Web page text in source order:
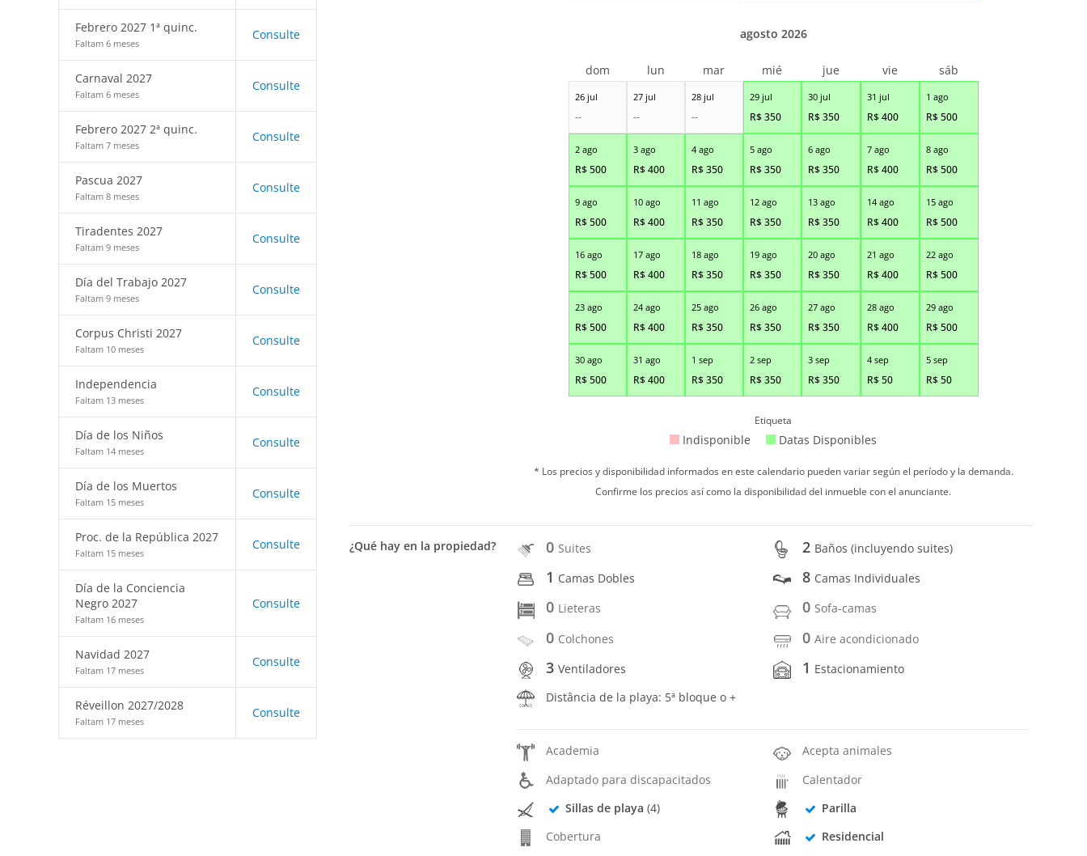
Febrero 2027 1ª quinc.
Faltam 6 meses
Consulte
Carnaval 2027
Faltam 6 meses
Consulte
Febrero 2027 2ª quinc.
Faltam 7 meses
Consulte
Pascua 2027
Faltam 8 meses
Consulte
Tiradentes 2027
Faltam 9 meses
Consulte
Día del Trabajo 2027
Faltam 9 meses
Consulte
Corpus Christi 2027
Faltam 10 meses
Consulte
Independencia
Faltam 13 meses
Consulte
Día de los Niños
Faltam 14 meses
Consulte
Día de los Muertos
Faltam 15 meses
Consulte
Proc. de la República 2027
Faltam 15 meses
Consulte
Día de la Conciencia
Negro 2027
Faltam 16 meses
Consulte
Navidad 2027
Faltam 17 meses
Consulte
Réveillon 2027/2028
Faltam 17 meses
Consulte
26 jul
--
27 jul
--
28 jul
--
29 jul
R$350
30 jul
R$350
31 jul
R$400
1 ago
R$500
2 ago
R$500
3 ago
R$400
4 ago
R$350
5 ago
R$350
6 ago
R$350
7 ago
R$400
8 ago
R$500
9 ago
R$500
10 ago
R$400
11 ago
R$350
12 ago
R$350
13 ago
R$350
14 ago
R$400
15 ago
R$500
16 ago
R$500
17 ago
R$400
18 ago
R$350
19 ago
R$350
20 ago
R$350
21 ago
R$400
22 ago
R$500
23 ago
R$500
24 ago
R$400
25 ago
R$350
26 ago
R$350
27 ago
R$350
28 ago
R$400
29 ago
R$500
30 ago
R$500
31 ago
R$400
1 sep
R$350
2 sep
R$350
3 sep
R$350
4 sep
R$50
5 sep
R$50
agosto 2026
dom lun mar mié jue vie sáb
Etiqueta
Indisponible Datas Disponibles
* Los precios y disponibilidad informados en este calendario pueden variar según el período y la demanda.
Confirme los precios así como la disponibilidad del inmueble con el anunciante.
¿Qué hay en la propiedad? 0 Suites 2 Baños (incluyendo suites)
1 Camas Dobles 8 Camas Individuales
0 Lieteras 0 Sofa-camas
0 Colchones 0Aire acondicionado
3Ventiladores 1 Estacionamiento
Distância de la playa: 5ª bloque o +
Academia
Acepta animales
Adaptado para discapacitados
Calentador
Sillas de playa (4)
Parilla
Cobertura
Residencial